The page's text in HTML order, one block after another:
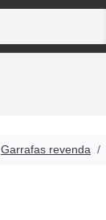
Garrafas revenda